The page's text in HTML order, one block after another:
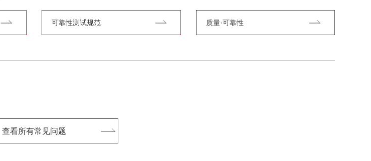
可靠性测试规范 质量·可靠性
查看所有常见问题